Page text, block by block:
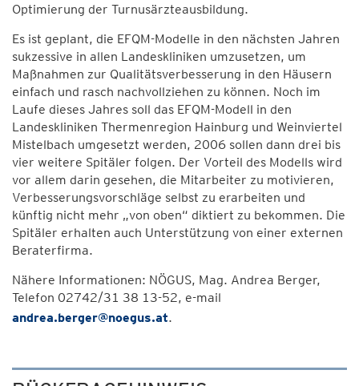
Optimierung der Turnusärzteausbildung.
Es ist geplant, die EFQM-Modelle in den nächsten Jahren
sukzessive in allen Landeskliniken umzusetzen, um
Maßnahmen zur Qualitätsverbesserung in den Häusern
einfach und rasch nachvollziehen zu können. Noch im
Laufe dieses Jahres soll das EFQM-Modell in den
Landeskliniken Thermenregion Hainburg und Weinviertel
Mistelbach umgesetzt werden, 2006 sollen dann drei bis
vier weitere Spitäler folgen. Der Vorteil des Modells wird
vor allem darin gesehen, die Mitarbeiter zu motivieren,
Verbesserungsvorschläge selbst zu erarbeiten und
künftig nicht mehr „von oben“ diktiert zu bekommen. Die
Spitäler erhalten auch Unterstützung von einer externen
Beraterfirma.
Nähere Informationen: NÖGUS, Mag. Andrea Berger,
Telefon 02742/31 38 13-52, e-mail
andrea.berger@noegus.at.